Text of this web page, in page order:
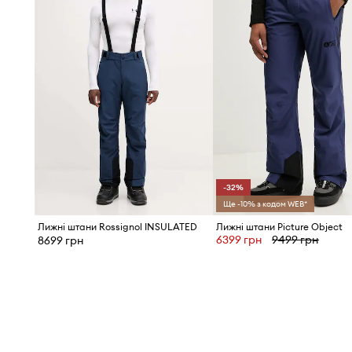
підвищують довговічність у місцях, особливо
пошкоджень.
- Простий, необмежуючий рухів фасон.
- Використання рішення 4-way stretch забезпечує
розтяжку в чотирьох напрямках, що значно підвищує
не сковує рухів.
- Проклеєні основні шви ущільнюють і захищають від
- Регулювання на липучці на талії дозволяє
окружність.
- Вбудовані шлевки дозволяють прикріпити ремінь,
час руху.
- Підтяжки, інтегровані в штани, запобігають
можливість їх регулювання сприяє оптимальній
користувача.
- Застібка на блискавку, гачок і кнопки.
Лижні штани Rossignol INSULATED
8699 грн
-32%
Ще -10% з кодом WEB*
Лижні штани Picture Object
6399 грн 9499 грн